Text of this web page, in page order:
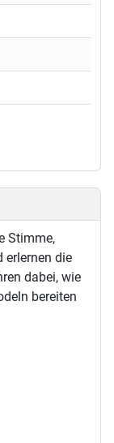
Stimme,
erlernen die
dabei, wie
bereiten